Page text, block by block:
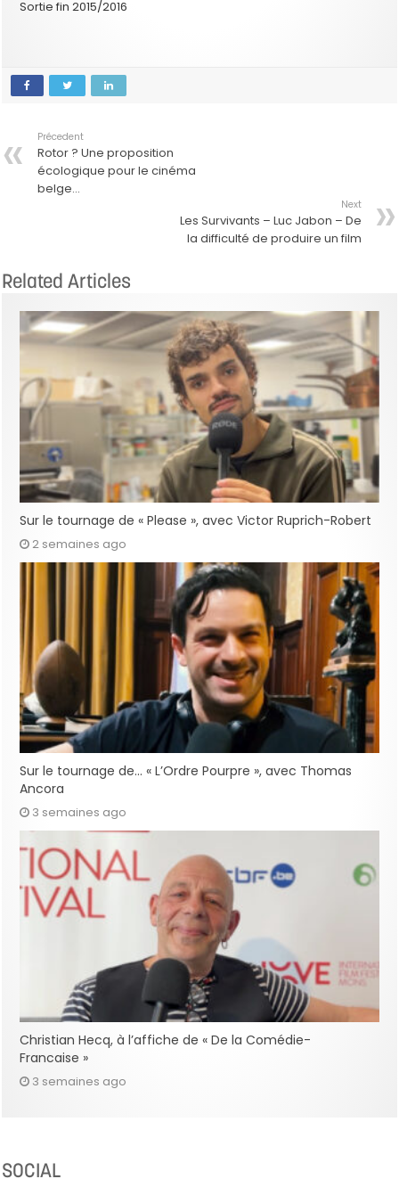
Sortie fin 2015/2016
Précedent
Rotor ? Une proposition
écologique pour le cinéma
belge…
Next
Les Survivants – Luc Jabon – De
la difficulté de produire un film
Related Articles
Sur le tournage de « Please », avec Victor Ruprich-Robert
2 semaines ago
Sur le tournage de… « L’Ordre Pourpre », avec Thomas
Ancora
3 semaines ago
Christian Hecq, à l’affiche de « De la Comédie-
Francaise »
3 semaines ago
SOCIAL